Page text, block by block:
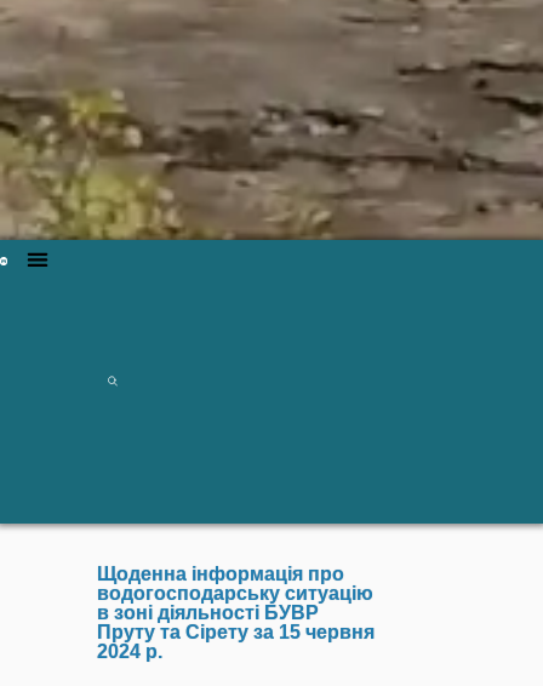
Щоденна інформація про
водогосподарську ситуацію
в зоні діяльності БУВР
Пруту та Сірету за 15 червня
2024 р.